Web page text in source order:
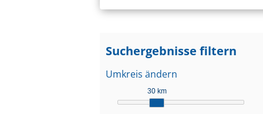
Suchergebnisse filtern
Umkreis ändern
30 km